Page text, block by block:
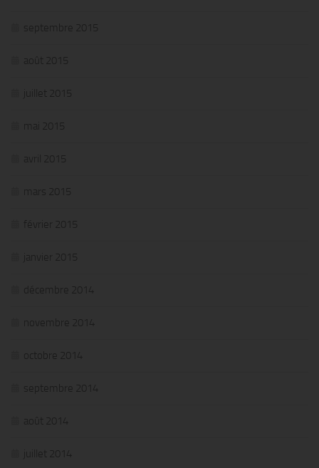
septembre 2015
août 2015
juillet 2015
mai 2015
avril 2015
mars 2015
février 2015
janvier 2015
décembre 2014
novembre 2014
octobre 2014
septembre 2014
août 2014
juillet 2014